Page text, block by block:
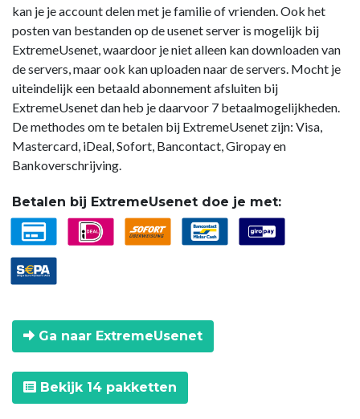
kan je je account delen met je familie of vrienden. Ook het
posten van bestanden op de usenet server is mogelijk bij
ExtremeUsenet, waardoor je niet alleen kan downloaden van
de servers, maar ook kan uploaden naar de servers. Mocht je
uiteindelijk een betaald abonnement afsluiten bij
ExtremeUsenet dan heb je daarvoor 7 betaalmogelijkheden.
De methodes om te betalen bij ExtremeUsenet zijn: Visa,
Mastercard, iDeal, Sofort, Bancontact, Giropay en
Bankoverschrijving.
Betalen bij ExtremeUsenet doe je met:
Ga naar ExtremeUsenet
Bekijk 14 pakketten